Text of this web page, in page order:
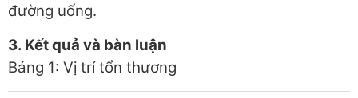
đường uống.
3. Kết quả và bàn luận
Bảng 1: Vị trí tổn thương